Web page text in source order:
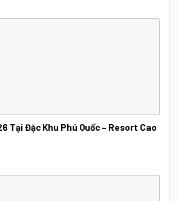
Tại Đặc Khu Phú Quốc – Resort Cao